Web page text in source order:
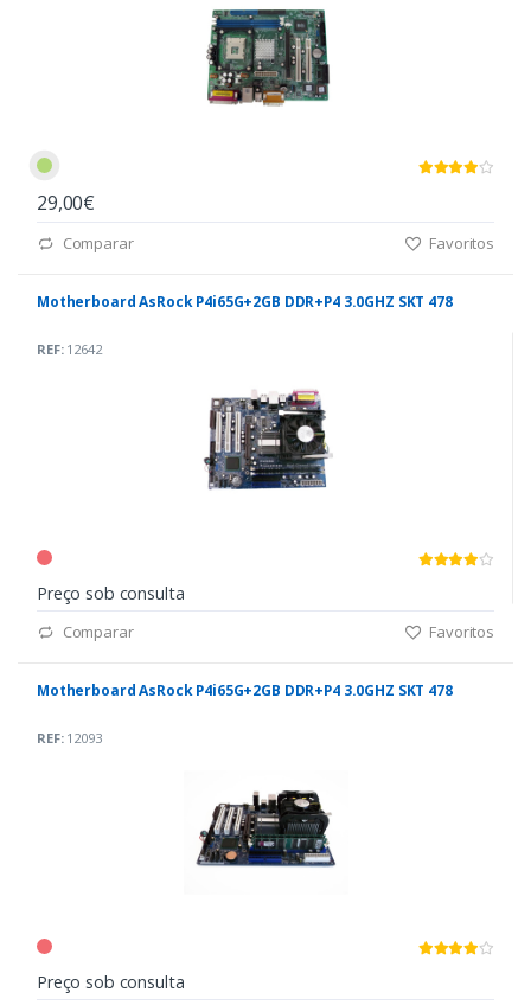
29,00€
Comparar Favoritos
Motherboard AsRock P4i65G+2GB DDR+P4 3.0GHZ SKT 478
REF:12642
Preço sob consulta
Comparar Favoritos
Motherboard AsRock P4i65G+2GB DDR+P4 3.0GHZ SKT 478
REF:12093
Preço sob consulta